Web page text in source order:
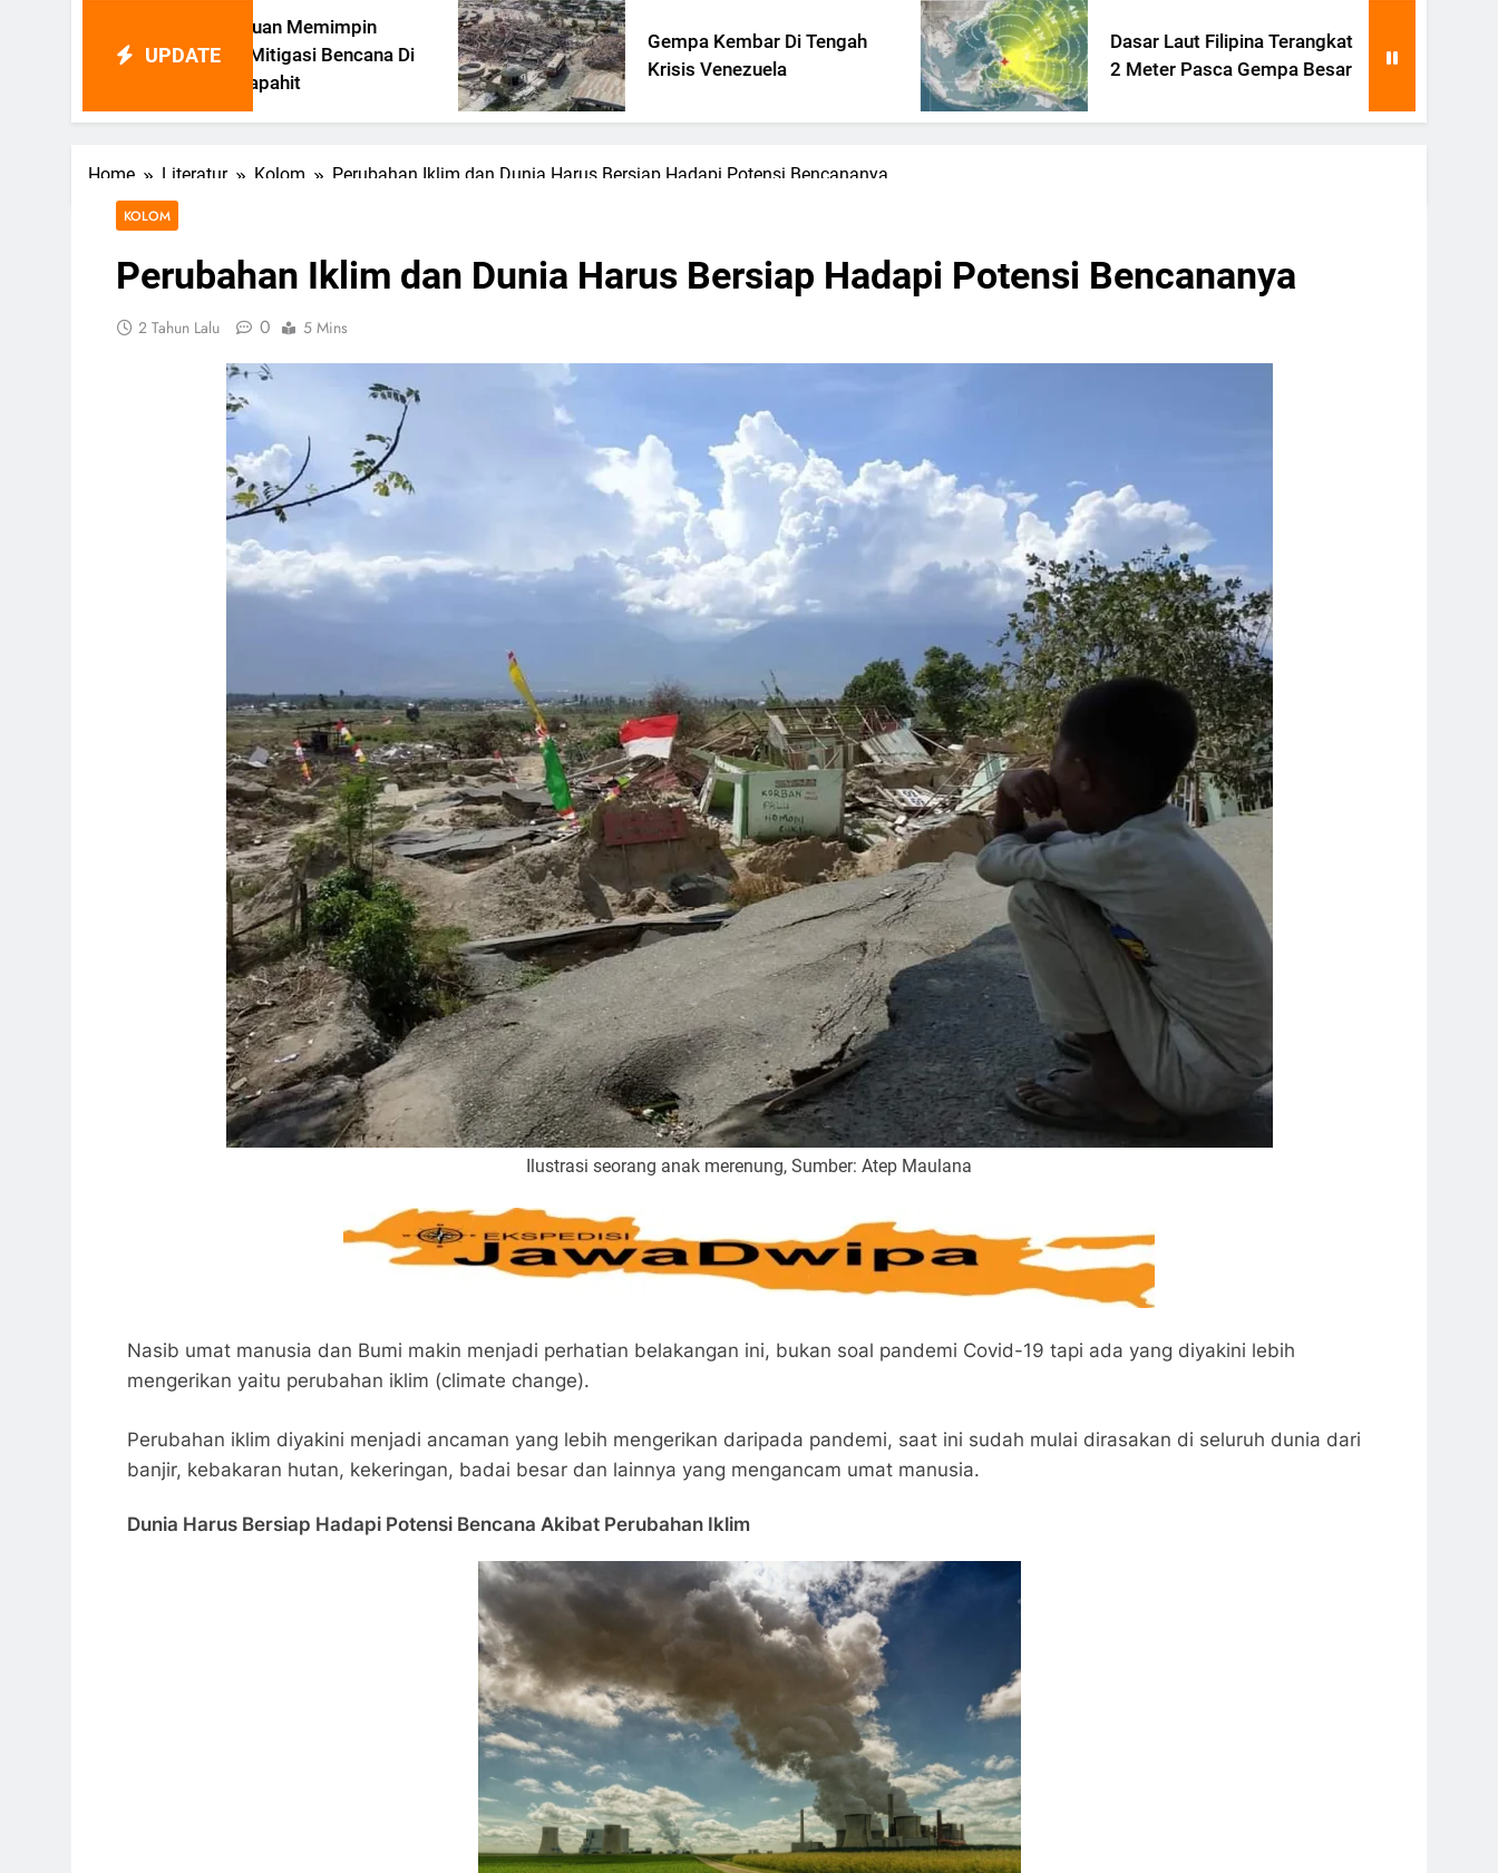
UPDATE
Proyek Mitigasi Bencana Di
Gempa Kembar Di Tengah
Krisis Venezuela
Dasar Laut Filipina Terangkat
2 Meter Pasca Gempa Besar
Home Literatur Kolom Perubahan Iklim dan Dunia Harus Bersiap Hadapi Potensi Bencananya
KOLOM
Perubahan Iklim dan Dunia Harus Bersiap Hadapi Potensi Bencananya
2 Tahun Lalu 0 5 Mins
Ilustrasi seorang anak merenung, Sumber: Atep Maulana
Nasib umat manusia dan Bumi makin menjadi perhatian belakangan ini, bukan soal pandemi Covid-19 tapi ada yang diyakini lebih
mengerikan yaitu perubahan iklim (climate change).
Perubahan iklim diyakini menjadi ancaman yang lebih mengerikan daripada pandemi, saat ini sudah mulai dirasakan di seluruh dunia dari
banjir, kebakaran hutan, kekeringan, badai besar dan lainnya yang mengancam umat manusia.
Dunia Harus Bersiap Hadapi Potensi Bencana Akibat Perubahan Iklim